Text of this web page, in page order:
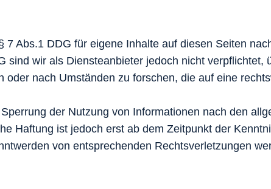
7 Abs.1 DDG für eigene Inhalte auf diesen Seiten
sind wir als Diensteanbieter jedoch nicht verpflichtet,
oder nach Umständen zu forschen, die auf eine
der Nutzung von Informationen nach den
Haftung ist jedoch erst ab dem Zeitpunkt der
von entsprechenden Rechtsverletzungen